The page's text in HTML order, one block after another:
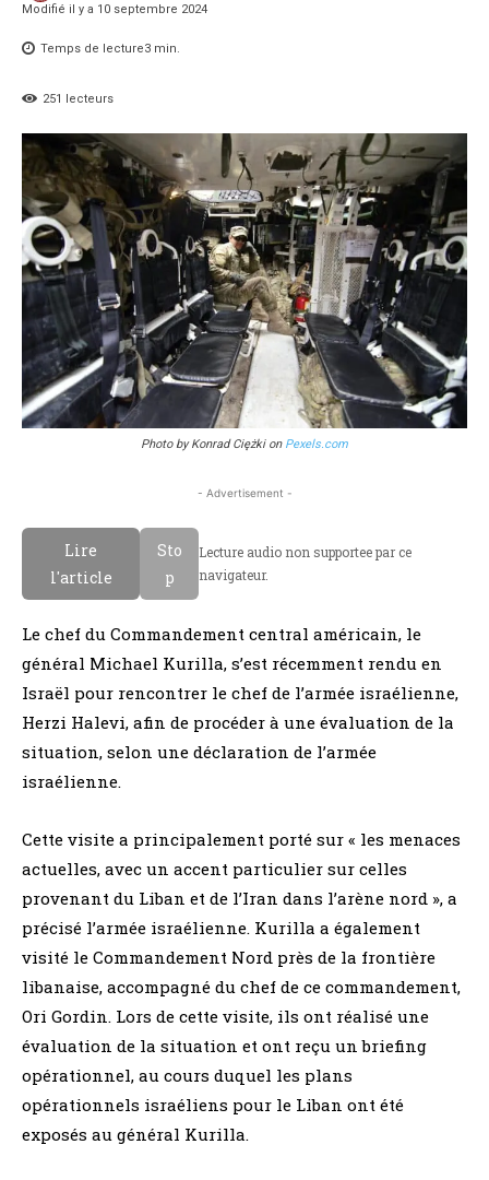
Modifié il y a 10 septembre 2024
Temps de lecture3 min.
251 lecteurs
Photo by Konrad Ciężki on Pexels.com
- Advertisement -
Lire
l'article
Sto
p
Lecture audio non supportee par ce
navigateur.
Le chef du Commandement central américain, le
général Michael Kurilla, s’est récemment rendu en
Israël pour rencontrer le chef de l’armée israélienne,
Herzi Halevi, afin de procéder à une évaluation de la
situation, selon une déclaration de l’armée
israélienne.
Cette visite a principalement porté sur « les menaces
actuelles, avec un accent particulier sur celles
provenant du Liban et de l’Iran dans l’arène nord », a
précisé l’armée israélienne. Kurilla a également
visité le Commandement Nord près de la frontière
libanaise, accompagné du chef de ce commandement,
Ori Gordin. Lors de cette visite, ils ont réalisé une
évaluation de la situation et ont reçu un briefing
opérationnel, au cours duquel les plans
opérationnels israéliens pour le Liban ont été
exposés au général Kurilla.